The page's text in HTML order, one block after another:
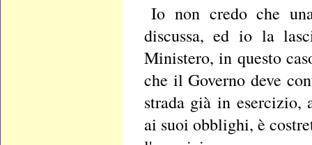
Io non credo che
discussa, ed io la
Ministero, in questo
che il Governo deve
strada già in esercizio,
ai suoi obblighi, è